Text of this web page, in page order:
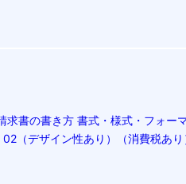
求書の書き方 書式・様式・フォー
02（デザイン性あり）（消費税あり